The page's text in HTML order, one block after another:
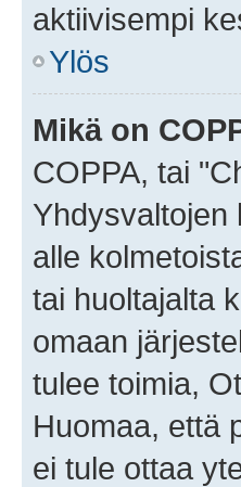
aktiivisempi
Ylös
Mikä on
COPPA, tai
Yhdysvaltojen
alle
tai huoltajalta
omaan
tulee toimia,
Huomaa, että
ei tule ottaa